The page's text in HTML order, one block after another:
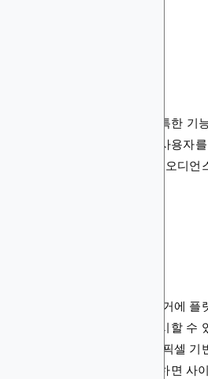
이는 Blockchain-Ads의 독특한 기
인 활동을 기반으로 Web3 사용자
니다. 정밀한 정확도를 갖춘 오디
브랜드는 이 옵션을 통해 과거에
용한 사용자에게 광고를 표시할 수
디언스 광고의 주요 형태는 픽셀
픽셀 기반 리타겟팅을 사용하면 사